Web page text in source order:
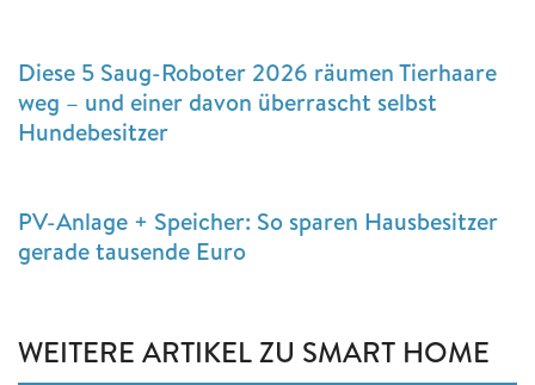
Diese 5 Saug-Roboter 2026 räumen Tierhaare
weg – und einer davon überrascht selbst
Hundebesitzer
PV-Anlage + Speicher: So sparen Hausbesitzer
gerade tausende Euro
WEITERE ARTIKEL ZU SMART HOME